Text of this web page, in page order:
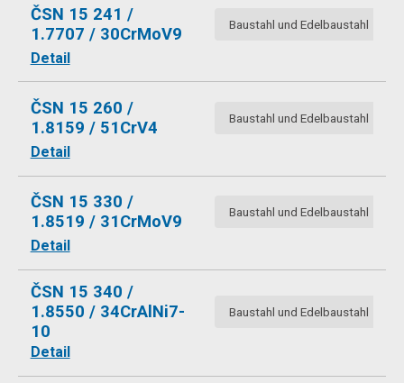
ČSN 15 241 /
1.7707 / 30CrMoV9
Baustahl und Edelbaustahl
Detail
ČSN 15 260 /
1.8159 / 51CrV4
Baustahl und Edelbaustahl
Detail
ČSN 15 330 /
1.8519 / 31CrMoV9
Baustahl und Edelbaustahl
Detail
ČSN 15 340 /
1.8550 / 34CrAlNi7-
10
Baustahl und Edelbaustahl
Detail